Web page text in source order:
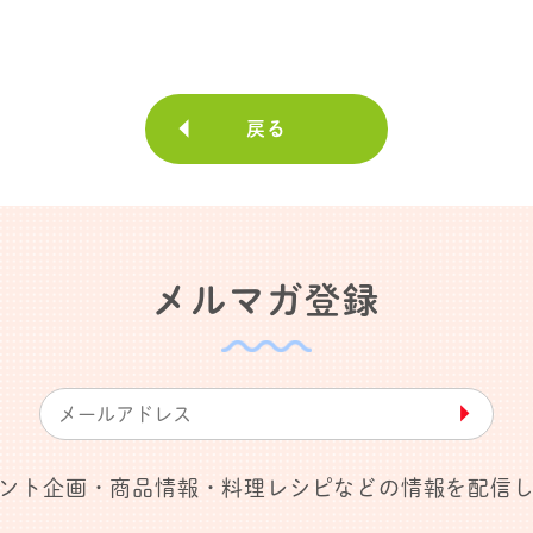
戻る
メルマガ登録
▶︎
ト企画・商品情報・料理レシピなどの情報を配信